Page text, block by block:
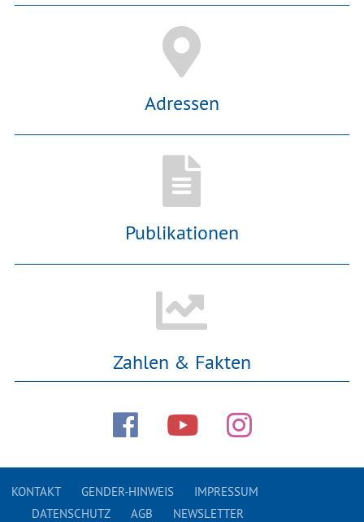
Adressen
Publikationen
Zahlen & Fakten
KONTAKT GENDER-HINWEIS
IMPRESSUM
DATENSCHUTZ
AGB NEWSLETTER